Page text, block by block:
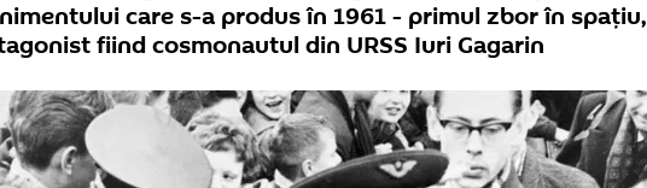
care s-a produs în 1961 - primul zbor în spațiu,
fiind cosmonautul din URSS Iuri Gagarin